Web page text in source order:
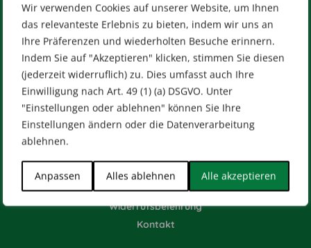
Wir verwenden Cookies auf unserer Website, um Ihnen
das relevanteste Erlebnis zu bieten, indem wir uns an
Ihre Präferenzen und wiederholten Besuche erinnern.
Indem Sie auf "Akzeptieren" klicken, stimmen Sie diesen
(jederzeit widerruflich) zu. Dies umfasst auch Ihre
Einwilligung nach Art. 49 (1) (a) DSGVO. Unter
"Einstellungen oder ablehnen" können Sie Ihre
Einstellungen ändern oder die Datenverarbeitung
ablehnen.
Anpassen Alles ablehnen Alle akzeptieren
Impressum AGB
Datenschutz
[wt_cli_manage_consent]
Designed by Dilly
Versandarten
Zahlungsarten
Widerrufsbelehrung
Kontakt